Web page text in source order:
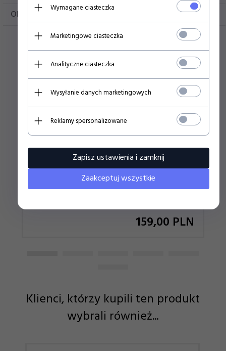
OPINIE KLIENTÓW
Polecamy
FC BARCELONA PLECAK SPORTOWY Z MIEJSCEM NA
LAPTOPA 612429819
159,00 PLN
Klienci, którzy kupili ten produkt
wybrali również...
Wymagane ciasteczka
Marketingowe ciasteczka
Analityczne ciasteczka
Wysyłanie danych marketingowych
Reklamy spersonalizowane
Zapisz ustawienia i zamknij
Zaakceptuj wszystkie